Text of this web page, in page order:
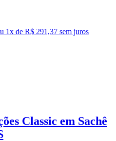
1x de R$ 291,37 sem juros
Classic em Sachê